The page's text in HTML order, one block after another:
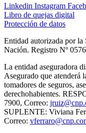
Linkedin Instagram
Libro de quejas digital
Protección de datos
Entidad autorizada por la
Nación. Registro Nº 0576
La entidad aseguradora
Asegurado que atenderá
tomadores de seguros,
derechohabientes.
7900, Correo:
SUPLENTE: Viviana
Correo: